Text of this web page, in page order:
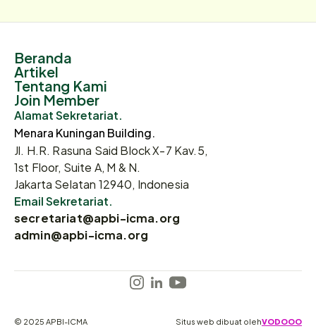
Beranda
Artikel
Tentang Kami
Join Member
Alamat Sekretariat.
Menara Kuningan Building.
Jl. H.R. Rasuna Said Block X-7 Kav.5,
1st Floor, Suite A, M & N.
Jakarta Selatan 12940, Indonesia
Email Sekretariat.
secretariat@apbi-icma.org
admin@apbi-icma.org
© 2025 APBI-ICMA Situs web dibuat olehVODOOO